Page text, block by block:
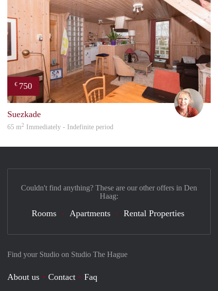
€ 750
Suezkade
65 m2 Immediately - Indefinite period
Find your Studio on Studio The Hague
About us Contact Faq
Couldn't find anything? These are our other offers in Den
Haag:
Rooms Apartments Rental Properties